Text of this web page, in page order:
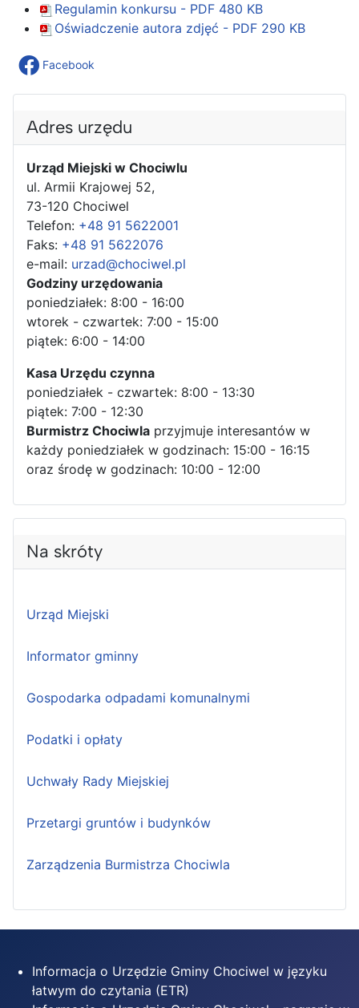
Regulamin konkursu - PDF 480 KB
Oświadczenie autora zdjęć - PDF 290 KB
Facebook
Adres urzędu
Urząd Miejski w Chociwlu
ul. Armii Krajowej 52,
73-120 Chociwel
Telefon: +48 91 5622001
Faks: +48 91 5622076
e-mail: urzad@chociwel.pl
Godziny urzędowania
poniedziałek: 8:00 - 16:00
wtorek - czwartek: 7:00 - 15:00
piątek: 6:00 - 14:00
Kasa Urzędu czynna
poniedziałek - czwartek: 8:00 - 13:30
piątek: 7:00 - 12:30
Burmistrz Chociwla przyjmuje interesantów w
każdy poniedziałek w godzinach: 15:00 - 16:15
oraz środę w godzinach: 10:00 - 12:00
Na skróty
Urząd Miejski
Informator gminny
Gospodarka odpadami komunalnymi
Podatki i opłaty
Uchwały Rady Miejskiej
Przetargi gruntów i budynków
Zarządzenia Burmistrza Chociwla
Informacja o Urzędzie Gminy Chociwel w języku
łatwym do czytania (ETR)